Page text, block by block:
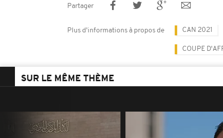
Partager
Plus d'informations à propos de CAN 2021
COUPE
SUR LE MÊME THÈME